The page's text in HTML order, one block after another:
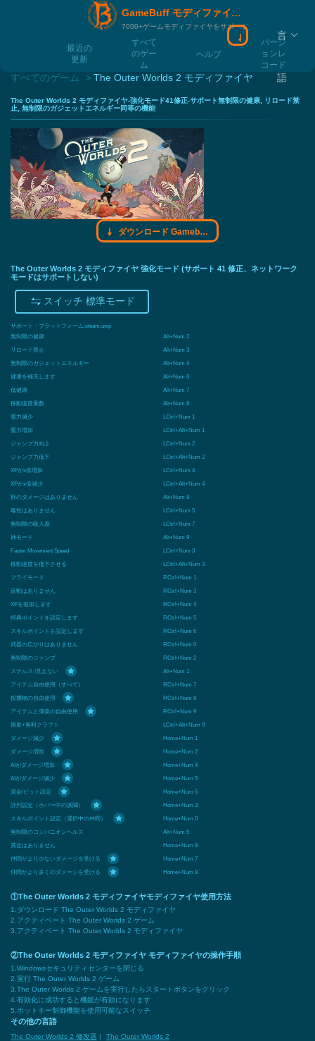
GameBuff モディファイヤモディファイヤ
7000+ゲームモディファイヤをサポート
最近の
更新
すべて
のゲー
ム
ヘルプ
バージ
ョンレ
コード
ダウンロード
言
語
すべてのゲーム The Outer Worlds 2 モディファイヤ
The Outer Worlds 2 モディファイヤ-強化モード41修正-サポート無制限の健康, リロード禁
止, 無制限のガジェットエネルギー同等の機能
ダウンロード Gamebuff モディファイヤモディファイヤ
The Outer Worlds 2 モディファイヤ 強化モード (サポート 41 修正、ネットワーク
モードはサポートしない)
スイッチ 標準モード
サポート・プラットフォーム:steam,uwp
無制限の健康
Alt+Num 2
リロード禁止
Alt+Num 3
無制限のガジェットエネルギー
Alt+Num 4
健康を補充します
Alt+Num 6
低健康
Alt+Num 7
移動速度乗数
Alt+Num 8
重力減少
LCtrl+Num 1
重力増加
LCtrl+Alt+Num 1
ジャンプ力向上
LCtrl+Num 2
ジャンプ力低下
LCtrl+Alt+Num 2
XPがx倍増加
LCtrl+Num 4
XPがx倍減少
LCtrl+Alt+Num 4
秋のダメージはありません
Alt+Num 8
毒性はありません
LCtrl+Num 5
無制限の吸入器
LCtrl+Num 7
神モード
Alt+Num 9
Faster Movement Speed
LCtrl+Num 3
移動速度を低下させる
LCtrl+Alt+Num 3
フライモード
RCtrl+Num 1
反動はありません
RCtrl+Num 3
XPを追加します
RCtrl+Num 4
特典ポイントを設定します
RCtrl+Num 5
スキルポイントを設定します
RCtrl+Num 6
武器の広がりはありません
RCtrl+Num 0
無制限のジャンプ
RCtrl+Num 2
ステルス /見えない
Alt+Num 1
アイテム自由使用（すべて）
RCtrl+Num 7
投擲物の自由使用
RCtrl+Num 8
アイテムと弾薬の自由使用
RCtrl+Num 9
簡単+無料クラフト
LCtrl+Alt+Num 9
ダメージ減少
Home+Num 1
ダメージ増加
Home+Num 2
AIがダメージ増加
Home+Num 4
AIがダメージ減少
Home+Num 5
資金/ビット設定
Home+Num 6
評判設定（ホバー中の派閥）
Home+Num 3
スキルポイント設定（選択中の仲間）
Home+Num 0
無制限のコンパニオンヘルス
Alt+Num 5
賞金はありません
Home+Num 9
仲間がより少ないダメージを受ける
Home+Num 7
仲間がより多くのダメージを受ける
Home+Num 8
①The Outer Worlds 2 モディファイヤモディファイヤ使用方法
1.ダウンロード The Outer Worlds 2 モディファイヤ
2.アクティベート The Outer Worlds 2 ゲーム
3.アクティベート The Outer Worlds 2 モディファイヤ
②The Outer Worlds 2 モディファイヤ モディファイヤの操作手順
1.Windowsセキュリティセンターを閉じる
2.実行 The Outer Worlds 2 ゲーム
3.The Outer Worlds 2 ゲームを実行したらスタートボタンをクリック
4.有効化に成功すると機能が有効になります
5.ホットキー制御機能を使用可能なスイッチ
その他の言語
The Outer Worlds 2 修改器 |
The Outer Worlds 2